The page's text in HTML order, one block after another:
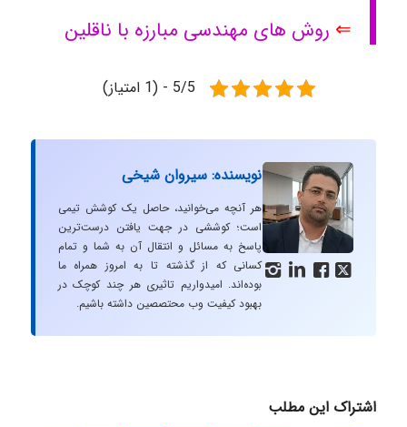
⇐ روش های مهندسی مبارزه با ناقلین
5/5 - (1 امتیاز)
   
نویسنده: سیروان شیخی
هر آنچه می‌خوانید، حاصل یک کوشش تیمی
است؛ کوششی در جهت یافتن درست‌ترین
پاسخ به مسائل و انتقال آن به شما و تمام
کسانی که از گذشته تا به امروز همراه ما
بوده‌اند. امیدواریم تاثیری هر چند کوچک در
بهبود کیفیت وب محتصصین داشته باشیم.
اشتراک این مطلب